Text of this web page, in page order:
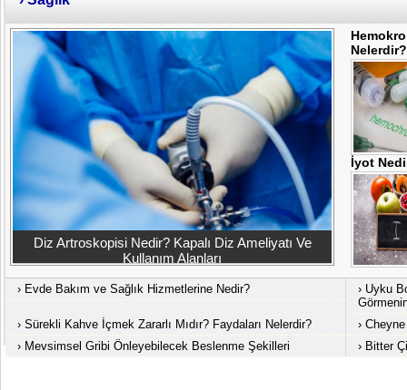
Diz Artroskopisi Nedir? Kapalı Diz Ameliyatı Ve
Kullanım Alanları
Nelerdir?
İyot
› Evde Bakım ve Sağlık Hizmetlerine Nedir? › Uyku
› Sürekli Kahve İçmek Zararlı Mıdır? Faydaları Nelerdir? ›
› Mevsimsel Gribi Önleyebilecek Beslenme Şekilleri › Bitter